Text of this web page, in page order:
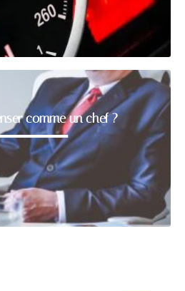
comme un chef ?